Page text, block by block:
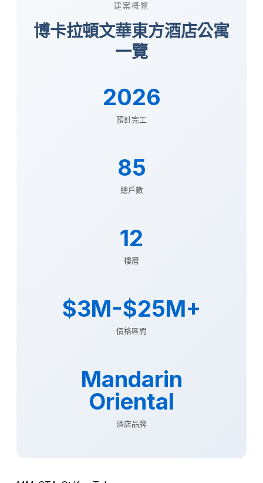
建案概覽
博卡拉頓文華東方酒店公寓
一覽
2026
預計完工
85
總戶數
12
樓層
$3M-$25M+
價格區間
Mandarin
Oriental
酒店品牌